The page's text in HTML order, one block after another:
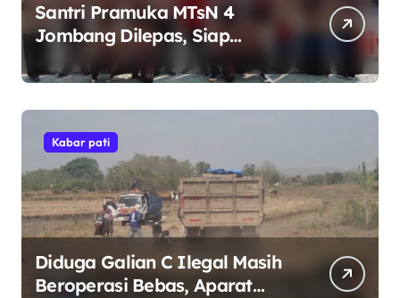
Santri Pramuka MTsN 4
Jombang Dilepas, Siap
Harumkan Nama Madrasah di
Jambore Nasional Cibubur
Kabar pati
Diduga Galian C Ilegal Masih
Beroperasi Bebas, Aparat